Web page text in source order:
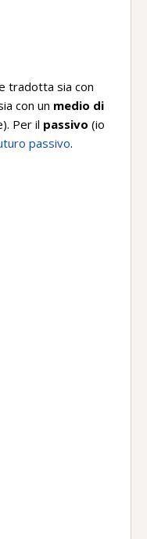
tradotta sia con
con un medio di
Per il passivo (io
passivo.